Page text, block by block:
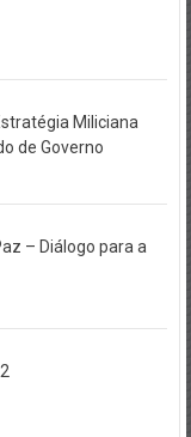
Miliciana
de Governo
– Diálogo para a